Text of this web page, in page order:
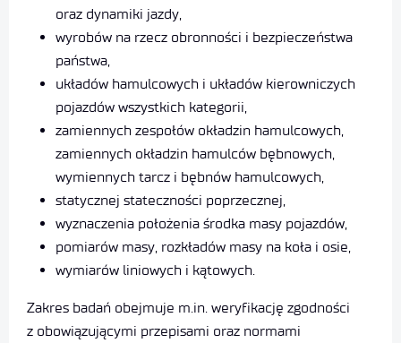
oraz dynamiki jazdy,
wyrobów na rzecz obronności i bezpieczeństwa
państwa,
układów hamulcowych i układów kierowniczych
pojazdów wszystkich kategorii,
zamiennych zespołów okładzin hamulcowych,
zamiennych okładzin hamulców bębnowych,
wymiennych tarcz i bębnów hamulcowych,
statycznej stateczności poprzecznej,
wyznaczenia położenia środka masy pojazdów,
pomiarów masy, rozkładów masy na koła i osie,
wymiarów liniowych i kątowych.
Zakres badań obejmuje m.in. weryfikację zgodności
z obowiązującymi przepisami oraz normami